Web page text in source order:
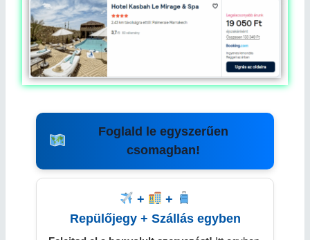
Foglald le egyszerűen
csomagban!
+
+
Repülőjegy + Szállás egyben